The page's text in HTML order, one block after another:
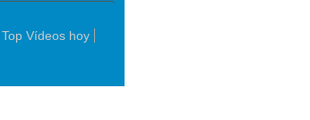
Top Vídeos hoy